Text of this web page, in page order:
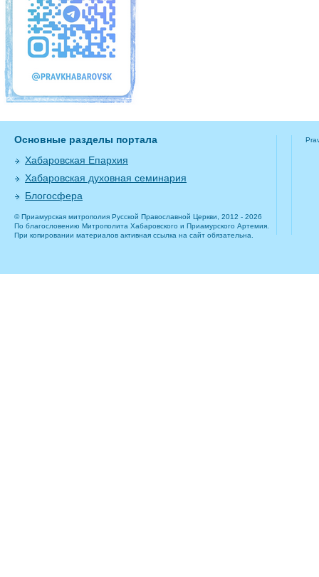
Основные разделы портала
Хабаровская Епархия
Хабаровская духовная семинария
Блогосфера
© Приамурская митрополия Русской Православной Церкви, 2012 - 2026
По благословению Митрополита Хабаровского и Приамурского Артемия.
При копировании материалов активная ссылка на сайт обязательна.